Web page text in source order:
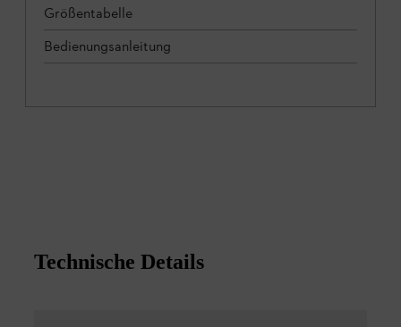
Größentabelle
Bedienungsanleitung
Technische Details